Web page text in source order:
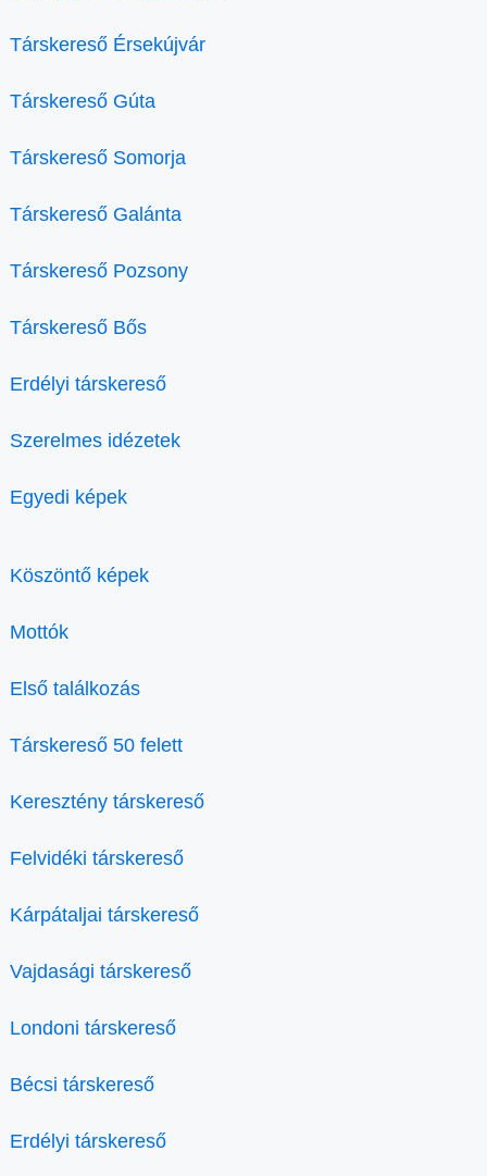
Társkereső Érsekújvár
Társkereső Gúta
Társkereső Somorja
Társkereső Galánta
Társkereső Pozsony
Társkereső Bős
Erdélyi társkereső
Szerelmes idézetek
Egyedi képek
Köszöntő képek
Mottók
Első találkozás
Társkereső 50 felett
Keresztény társkereső
Felvidéki társkereső
Kárpátaljai társkereső
Vajdasági társkereső
Londoni társkereső
Bécsi társkereső
Erdélyi társkereső